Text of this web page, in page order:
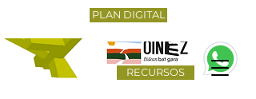
RECURSOS
PLAN DIGITAL